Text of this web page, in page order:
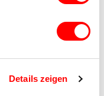
Details zeigen